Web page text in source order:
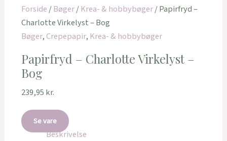
Forside/Bøger/Krea- & hobbybøger/ Papirfryd –
Charlotte Virkelyst – Bog
Bøger, Crepepapir, Krea- & hobbybøger
Papirfryd – Charlotte Virkelyst –
Bog
239,95 kr.
Se vare
Beskrivelse